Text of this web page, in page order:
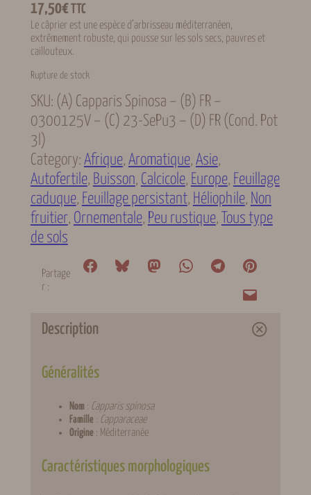
17,50€ TTC
Le câprier est une espèce d’arbrisseau méditerranéen,
extrêmement robuste, qui pousse sur les sols secs, pauvres et
caillouteux.
Rupture de stock
SKU: (A) Capparis Spinosa – (B) FR –
0300125V – (C) 23-SePu3 – (D) FR (cond. Pot
3l)
Category: Afrique, Aromatique, Asie
Autofertile, Buisson, Calcicole, Europe, Feuillage
caduque, Feuillage persistant, Héliophile, Non
fruitier, Ornementale, Peu rustique, Tous type
de sols
Partage
r :
Description
Généralités
Nom : Capparis spinosa
Famille : Capparaceae
Origine : Méditerranée
Caractéristiques morphologiques